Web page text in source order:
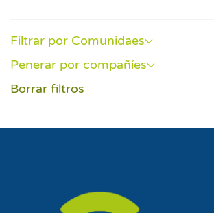
Filtrar por Comunidaes
Penerar por compañíes
Borrar filtros